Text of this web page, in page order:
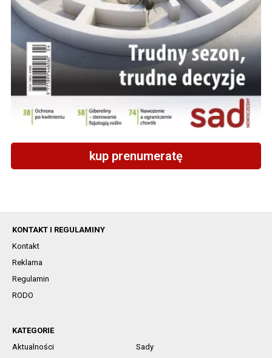
kup prenumeratę
KONTAKT I REGULAMINY
Kontakt
Reklama
Regulamin
RODO
KATEGORIE
Aktualności
Sady